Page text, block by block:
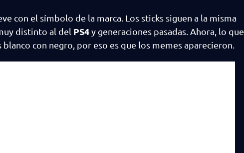
con el símbolo de la marca. Los sticks siguen a la misma
distinto al del PS4y generaciones pasadas. Ahora, lo que
con negro, por eso es que los memes aparecieron.